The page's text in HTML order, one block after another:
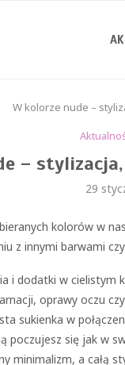
W kolorze nude –
–
29
kolorów w
z innymi barwami
i dodatki w
oprawy oczu
sukienka w
poczujesz się jak w
minimalizm, a całą